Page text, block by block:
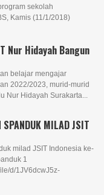
sekolah
Kamis (11/1/2018)
Nur Hidayah Bangun
belajar mengajar
2022/2023, murid-murid
Nur Hidayah Surakarta...
SPANDUK MILAD JSIT
milad JSIT Indonesia ke-
1
d/1JV6dcwJ5z-